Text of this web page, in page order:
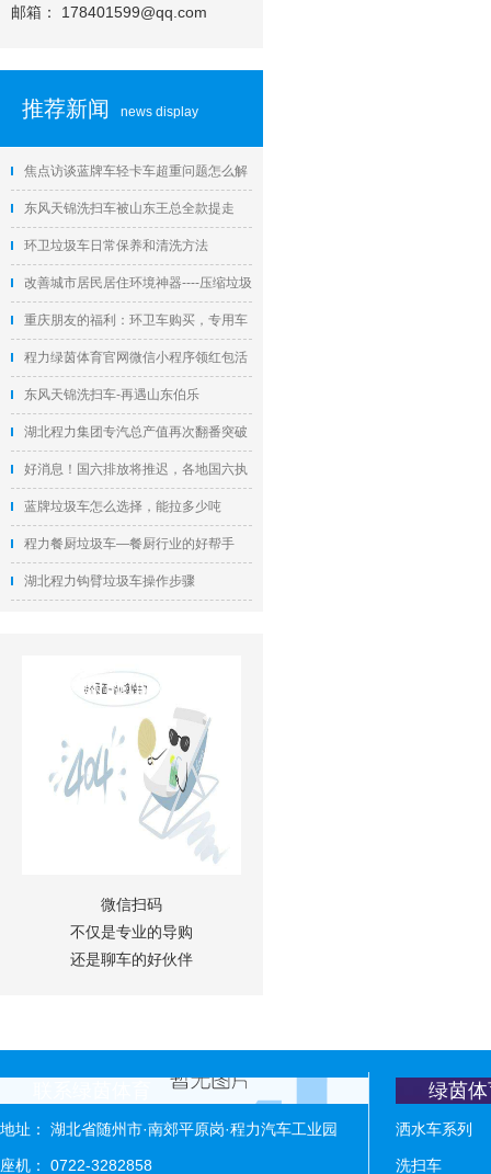
邮箱： 178401599@qq.com
推荐新闻 news display
焦点访谈蓝牌车轻卡车超重问题怎么解
决 东风天锦洗扫车被山东王总全款提走
环卫垃圾车日常保养和清洗方法
改善城市居民居住环境神器----压缩垃圾
车 重庆朋友的福利：环卫车购买，专用车
维修不再难
程力绿茵体育官网微信小程序领红包活
动开启
东风天锦洗扫车-再遇山东伯乐
湖北程力集团专汽总产值再次翻番突破
50亿元
好消息！国六排放将推迟，各地国六执
行时间表出台
蓝牌垃圾车怎么选择，能拉多少吨
程力餐厨垃圾车—餐厨行业的好帮手
湖北程力钩臂垃圾车操作步骤
微信扫码
不仅是专业的导购
还是聊车的好伙伴
地址： 湖北省随州市·南郊平原岗·程力汽车工业园
座机： 0722-3282858
绿茵
洒水车系列
洗扫车